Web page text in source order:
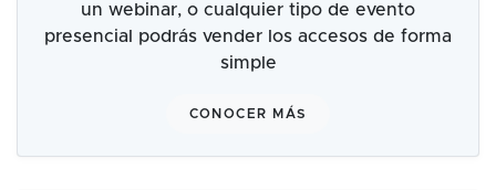
un webinar, o cualquier tipo de evento
presencial podrás vender los accesos de forma
simple
CONOCER MÁS